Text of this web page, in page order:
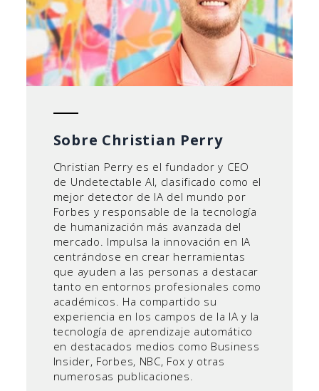
Sobre Christian Perry
Christian Perry es el fundador y CEO
de Undetectable AI, clasificado como el
mejor detector de IA del mundo por
Forbes y responsable de la tecnología
de humanización más avanzada del
mercado. Impulsa la innovación en IA
centrándose en crear herramientas
que ayuden a las personas a destacar
tanto en entornos profesionales como
académicos. Ha compartido su
experiencia en los campos de la IA y la
tecnología de aprendizaje automático
en destacados medios como Business
Insider, Forbes, NBC, Fox y otras
numerosas publicaciones.